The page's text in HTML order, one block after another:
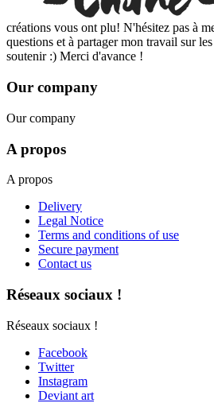
créations vous ont plu! N'hésitez pas à
questions et à partager mon travail sur
soutenir :) Merci d'avance !
Our company
Our company
A propos
A propos
Delivery
Legal Notice
Terms and conditions of use
Secure payment
Contact us
Réseaux sociaux !
Réseaux sociaux !
Facebook
Twitter
Instagram
Deviant art